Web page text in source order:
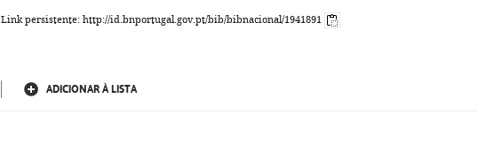
Link persistente: http://id.bnportugal.gov.pt/bib/bibnacional/1941891
ADICIONAR À LISTA